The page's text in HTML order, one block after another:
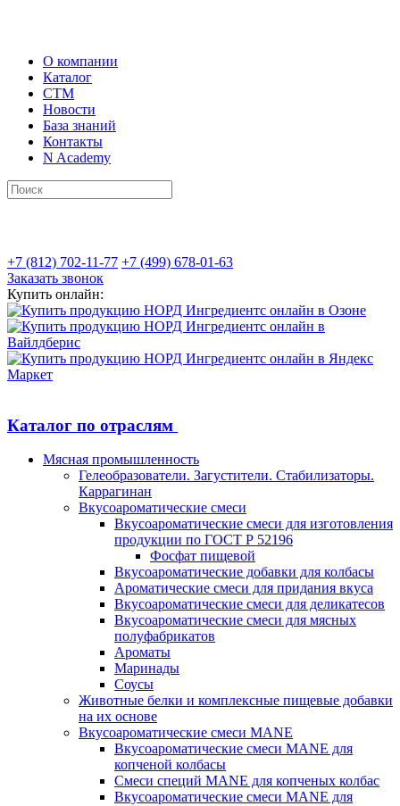
О компании
Каталог
СТМ
Новости
База знаний
Контакты
N Academy
+7 (812) 702-11-77 +7 (499) 678-01-63
Заказать звонок
Купить онлайн:
Каталог по отраслям
Мясная промышленность
Гелеобразователи. Загустители. Стабилизаторы.
Каррагинан
Вкусоароматические смеси
Вкусоароматические смеси для изготовления
продукции по ГОСТ Р 52196
Фосфат пищевой
Вкусоароматические добавки для колбасы
Ароматические смеси для придания вкуса
Вкусоароматические смеси для деликатесов
Вкусоароматические смеси для мясных
полуфабрикатов
Ароматы
Маринады
Соусы
Животные белки и комплексные пищевые добавки
на их основе
Вкусоароматические смеси MANE
Вкусоароматические смеси MANE для
копченой колбасы
Смеси специй MANE для копченых колбас
Вкусоароматические смеси MANE для